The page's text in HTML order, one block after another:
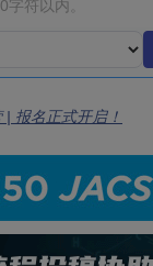
报名正式开启！